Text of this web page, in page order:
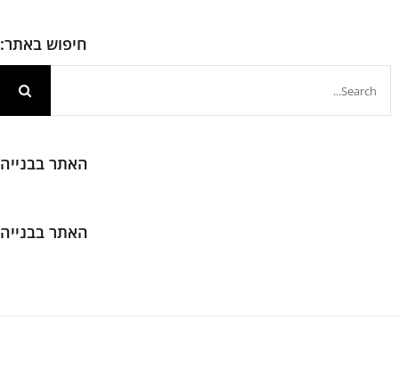
חיפוש באתר:
האתר בבנייה
האתר בבנייה